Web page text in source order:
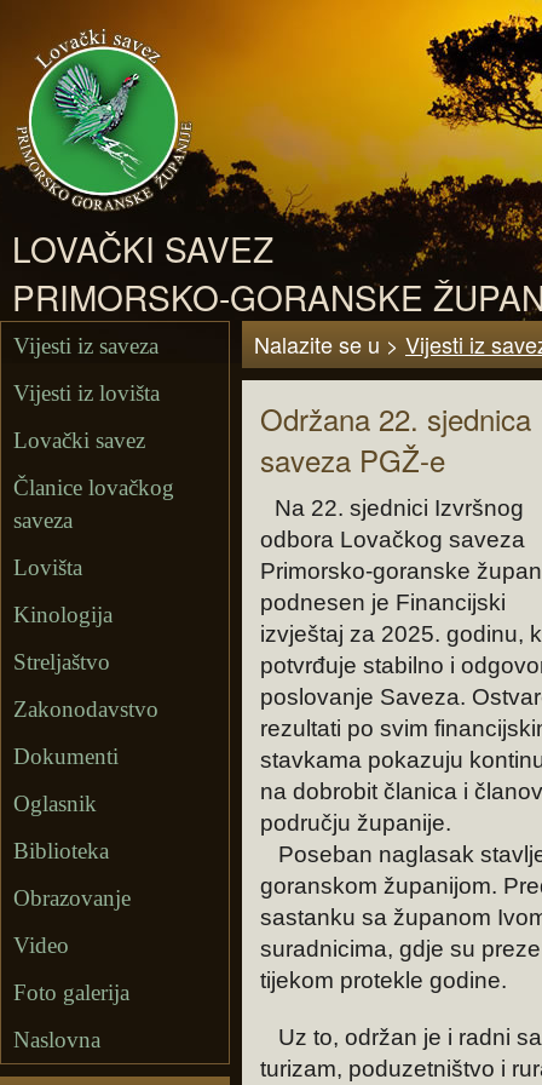
LOVAČKI SAVEZ
PRIMORSKO-GORANSKE
Vijesti iz saveza
Vijesti iz lovišta
Lovački savez
Članice lovačkog
saveza
Lovišta
Kinologija
Streljaštvo
Zakonodavstvo
Dokumenti
Oglasnik
Biblioteka
Obrazovanje
Video
Foto galerija
Naslovna
Nalazite se u > Vijesti iz
Održana 22.
saveza PGŽ-e
Na 22. sjednici Izvršnog
odbora Lovačkog saveza
Primorsko-goranske
podnesen je Financijski
izvještaj za 2025. godinu,
potvrđuje stabilno i
poslovanje Saveza.
rezultati po svim
stavkama pokazuju
na dobrobit članica i
području županije.
Poseban naglasak
goranskom županijom.
sastanku sa županom
suradnicima, gdje su
tijekom protekle godine.
Uz to, održan je i radni
turizam, poduzetništvo i